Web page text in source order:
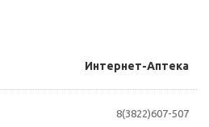
Интернет-Аптека
8(3822)607-507